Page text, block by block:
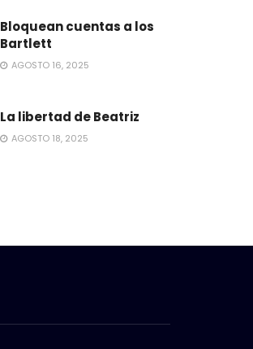
Bloquean cuentas a los
Bartlett
AGOSTO 16, 2025
La libertad de Beatriz
AGOSTO 18, 2025